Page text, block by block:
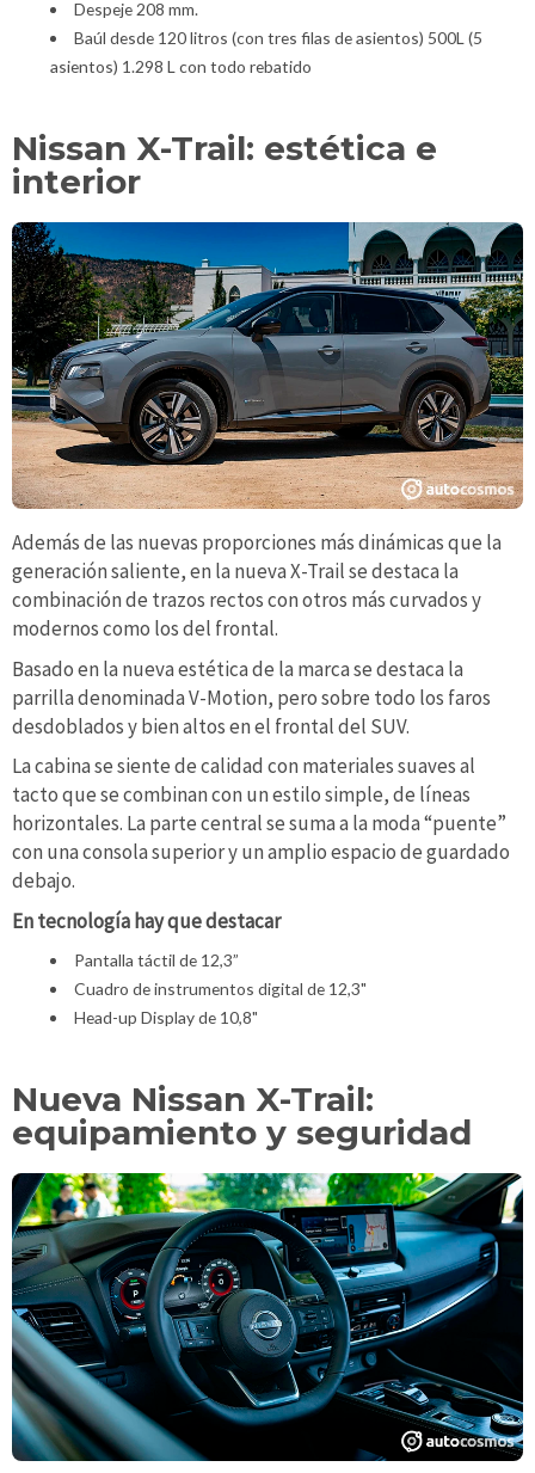
Despeje 208 mm.
Baúl desde 120 litros (con tres filas de asientos) 500L (5
asientos) 1.298 L con todo rebatido
Nissan X-Trail: estética e
interior
Además de las nuevas proporciones más dinámicas que la
generación saliente, en la nueva X-Trail se destaca la
combinación de trazos rectos con otros más curvados y
modernos como los del frontal.
Basado en la nueva estética de la marca se destaca la
parrilla denominada V-Motion, pero sobre todo los faros
desdoblados y bien altos en el frontal del SUV.
La cabina se siente de calidad con materiales suaves al
tacto que se combinan con un estilo simple, de líneas
horizontales. La parte central se suma a la moda “puente”
con una consola superior y un amplio espacio de guardado
debajo.
En tecnología hay que destacar
Pantalla táctil de 12,3”
Cuadro de instrumentos digital de 12,3"
Head-up Display de 10,8"
Nueva Nissan X-Trail:
equipamiento y seguridad